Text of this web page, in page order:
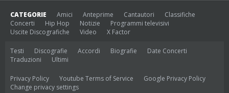
CATEGORIE Amici Anteprime Cantautori
Classifiche
Concerti
Hip Hop Notizie
Programmi televisivi
Uscite Discografiche
Video X Factor
Testi Discografie Accordi Biografie
Date Concerti
Traduzioni
Ultimi
Privacy Policy Youtube Terms of Service
Google Privacy Policy
Change privacy settings